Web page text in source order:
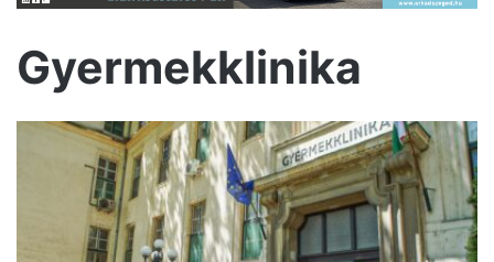
Gyermekklinika